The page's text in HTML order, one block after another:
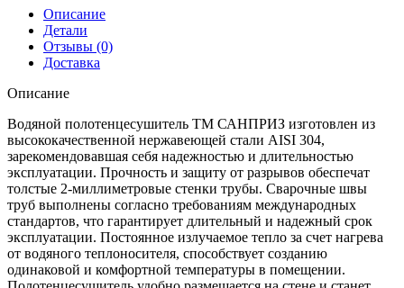
Описание
Детали
Отзывы (0)
Доставка
Описание
Водяной полотенцесушитель ТМ САНПРИЗ изготовлен из
высококачественной нержавеющей стали AISI 304,
зарекомендовавшая себя надежностью и длительностью
эксплуатации. Прочность и защиту от разрывов обеспечат
толстые 2-миллиметровые стенки трубы. Сварочные швы
труб выполнены согласно требованиям международных
стандартов, что гарантирует длительный и надежный срок
эксплуатации. Постоянное излучаемое тепло за счет нагрева
от водяного теплоносителя, способствует созданию
одинаковой и комфортной температуры в помещении.